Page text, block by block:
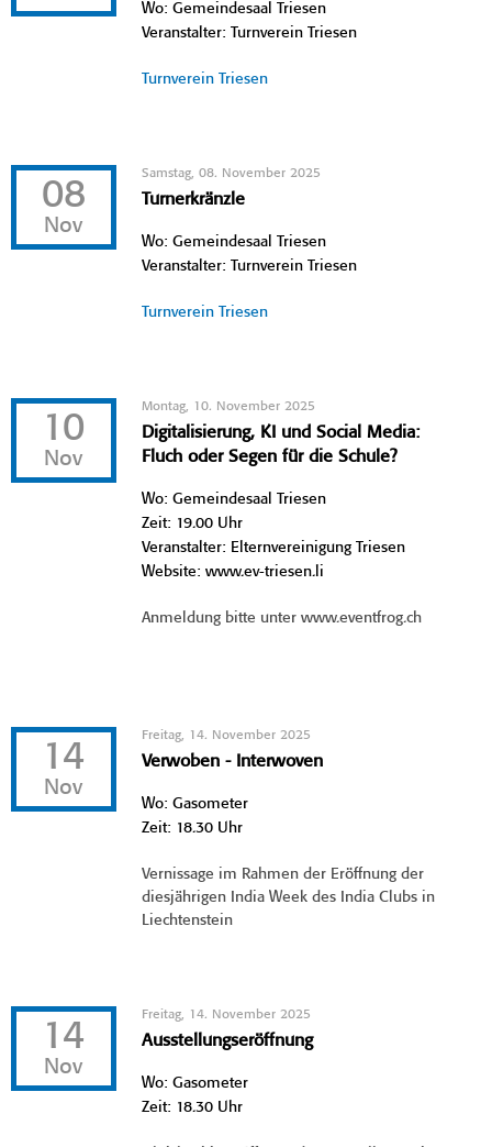
Wo: Gemeindesaal Triesen
Veranstalter: Turnverein Triesen
Turnverein Triesen
08
Nov
Samstag, 08. November 2025
Turnerkränzle
Wo: Gemeindesaal Triesen
Veranstalter: Turnverein Triesen
Turnverein Triesen
10
Nov
Montag, 10. November 2025
Digitalisierung, KI und Social Media:
Fluch oder Segen für die Schule?
Wo: Gemeindesaal Triesen
Zeit: 19.00 Uhr
Veranstalter: Elternvereinigung Triesen
Website: www.ev-triesen.li
Anmeldung bitte unter www.eventfrog.ch
14
Nov
Freitag, 14. November 2025
Verwoben - Interwoven
Wo: Gasometer
Zeit: 18.30 Uhr
Vernissage im Rahmen der Eröffnung der
diesjährigen India Week des India Clubs in
Liechtenstein
14
Nov
Freitag, 14. November 2025
Ausstellungseröffnung
Wo: Gasometer
Zeit: 18.30 Uhr